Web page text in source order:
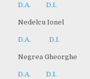
D.A. D.I.
Nedelcu Ionel
D.A. D.I.
Negrea Gheorghe
D.A. D.I.